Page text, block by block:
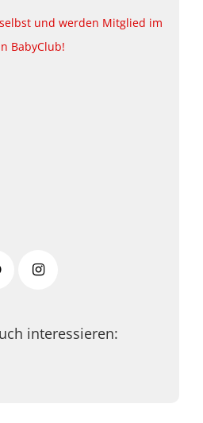
und werden Mitglied im
BabyClub!
interessieren: